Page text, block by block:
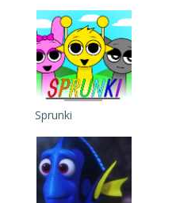
Sprunki